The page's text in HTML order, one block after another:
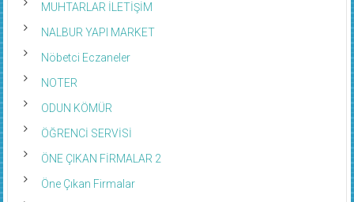
MUHTARLAR İLETİŞİM
NALBUR YAPI MARKET
Nöbetci Eczaneler
NOTER
ODUN KÖMÜR
ÖĞRENCİ SERVİSİ
ÖNE ÇIKAN FİRMALAR 2
Öne Çıkan Firmalar